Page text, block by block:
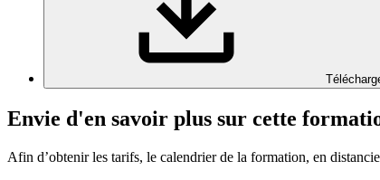
Envie d'en savoir plus sur cette
Afin d’obtenir les tarifs, le calendrier de la formation, en